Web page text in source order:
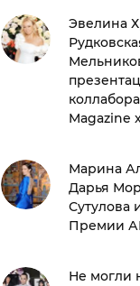
Эвелина
Magazine
Марина
Дарья
Сутулова
Премии
Не могли